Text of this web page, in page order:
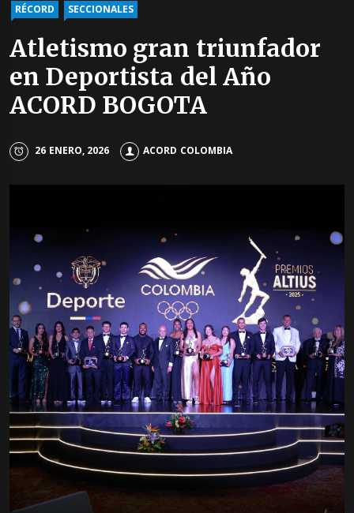
RÉCORD SECCIONALES
Atletismo gran triunfador
en Deportista del Año
ACORD BOGOTA
26 ENERO, 2026 ACORD COLOMBIA